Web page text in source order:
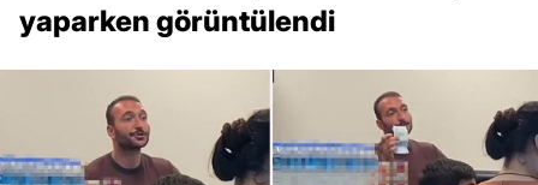
yaparken görüntülendi